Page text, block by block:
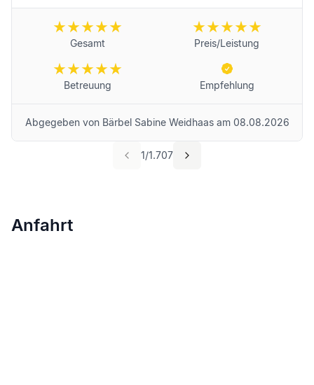
1/1.707
Gesamt Preis/Leistung
Betreuung Empfehlung
Abgegeben von Bärbel Sabine Weidhaasam 08.08.2026
Anfahrt